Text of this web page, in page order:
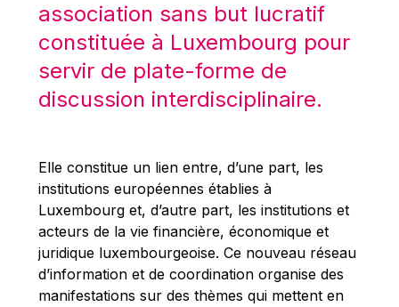
Robert REYNDERS
Robert WEIDES
Rolf Tarrach
Štefan Füle
Timothy Radcliffe
Vaclav Klaus
Vassilios Skouris
Vítor Manuel da Silva Caldeira
Viviane Reding
association sans but lucratif
constituée à Luxembourg pour
servir de plate-forme de
discussion interdisciplinaire.
Elle constitue un lien entre, d’une part, les
institutions européennes établies à
Luxembourg et, d’autre part, les institutions et
acteurs de la vie financière, économique et
juridique luxembourgeoise. Ce nouveau réseau
d’information et de coordination organise des
manifestations sur des thèmes qui mettent en